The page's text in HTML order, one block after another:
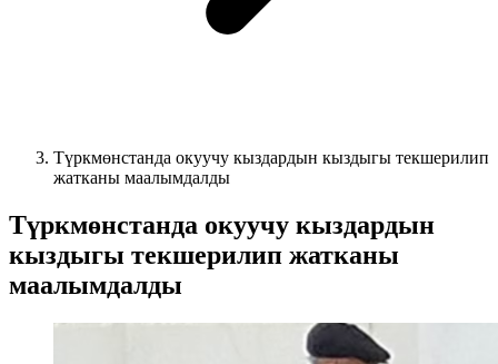
Түркмөнстанда окуучу кыздардын кыздыгы текшерилип
жатканы маалымдалды
Түркмөнстанда окуучу кыздардын
кыздыгы текшерилип жатканы
маалымдалды